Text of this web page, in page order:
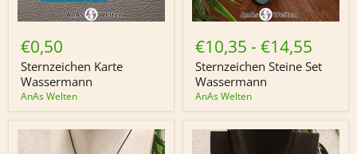
Sternzeichen
Karte
Wassermann
€0,50
Sternzeichen Karte
Wassermann
AnAs Welten
Sternzeichen
Steine
Set
Wassermann
€10,35 - €14,55
Sternzeichen Steine Set
Wassermann
AnAs Welten